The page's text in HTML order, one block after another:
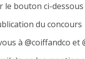
le bouton ci-
du concours
à @coiffandco et